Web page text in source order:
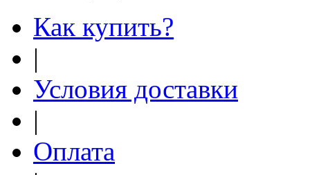
Как купить?
|
Условия доставки
|
Оплата